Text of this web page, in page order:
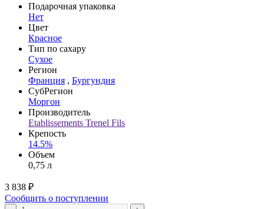
Подарочная упаковка
Нет
Цвет
Красное
Тип по сахару
Сухое
Регион
Франция , Бургундия
СубРегион
Моргон
Производитель
Etablissements Trenel Fils
Крепость
14.5%
Объем
0,75 л
3 838 ₽
Сообщить о поступлении